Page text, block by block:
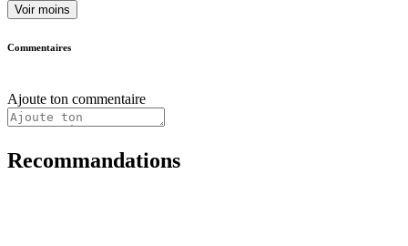
Voir moins
Commentaires
Ajoute ton commentaire
Recommandations